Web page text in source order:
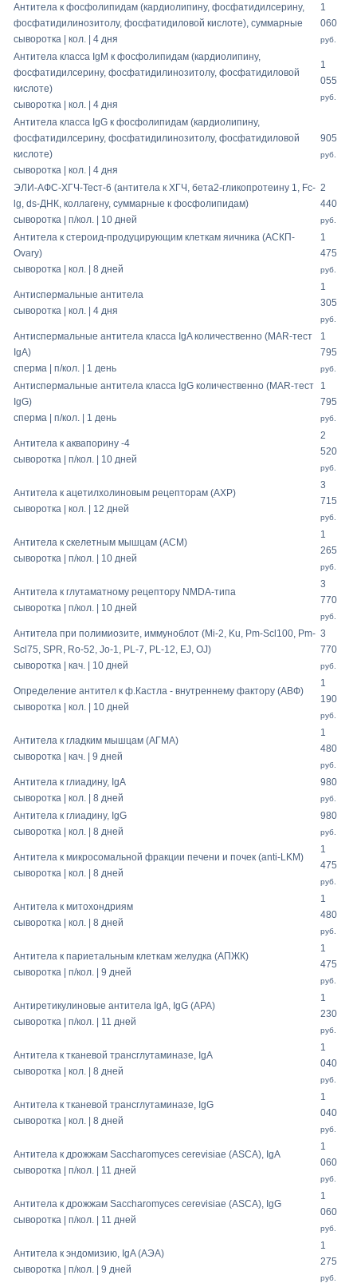
Антитела к фосфолипидам (кардиолипину, фосфатидилсерину,
фосфатидилинозитолу, фосфатидиловой кислоте), суммарные
сыворотка | кол. | 4 дня
1
060
руб.
Антитела класса IgМ к фосфолипидам (кардиолипину,
фосфатидилсерину, фосфатидилинозитолу, фосфатидиловой
кислоте)
сыворотка | кол. | 4 дня
1
055
руб.
Антитела класса IgG к фосфолипидам (кардиолипину,
фосфатидилсерину, фосфатидилинозитолу, фосфатидиловой
кислоте)
сыворотка | кол. | 4 дня
905
руб.
ЭЛИ-АФС-ХГЧ-Тест-6 (антитела к ХГЧ, бета2-гликопротеину 1, Fc-
lg, ds-ДНК, коллагену, суммарные к фосфолипидам)
сыворотка | п/кол. | 10 дней
2
440
руб.
Антитела к стероид-продуцирующим клеткам яичника (АСКП-
Ovary)
сыворотка | кол. | 8 дней
1
475
руб.
Антиспермальные антитела
сыворотка | кол. | 4 дня
1
305
руб.
Антиспермальные антитела класса IgA количественно (MAR-тест
IgA)
сперма | п/кол. | 1 день
1
795
руб.
Антиспермальные антитела класса IgG количественно (MAR-тест
IgG)
сперма | п/кол. | 1 день
1
795
руб.
Антитела к аквапорину -4
сыворотка | п/кол. | 10 дней
2
520
руб.
Антитела к ацетилхолиновым рецепторам (АХР)
сыворотка | кол. | 12 дней
3
715
руб.
Антитела к скелетным мышцам (АСМ)
сыворотка | п/кол. | 10 дней
1
265
руб.
Антитела к глутаматному рецептору NMDA-типа
сыворотка | п/кол. | 10 дней
3
770
руб.
Антитела при полимиозите, иммуноблот (Mi-2, Ku, Pm-Scl100, Pm-
Scl75, SPR, Ro-52, Jo-1, PL-7, PL-12, EJ, OJ)
сыворотка | кач. | 10 дней
3
770
руб.
Определение антител к ф.Кастла - внутреннему фактору (АВФ)
сыворотка | кол. | 10 дней
1
190
руб.
Антитела к гладким мышцам (АГМА)
сыворотка | кач. | 9 дней
1
480
руб.
Антитела к глиадину, IgA
сыворотка | кол. | 8 дней
980
руб.
Антитела к глиадину, IgG
сыворотка | кол. | 8 дней
980
руб.
Антитела к микросомальной фракции печени и почек (anti-LKM)
сыворотка | кол. | 8 дней
1
475
руб.
Антитела к митохондриям
сыворотка | кол. | 8 дней
1
480
руб.
Антитела к париетальным клеткам желудка (АПЖК)
сыворотка | п/кол. | 9 дней
1
475
руб.
Антиретикулиновые антитела IgA, IgG (APA)
сыворотка | п/кол. | 11 дней
1
230
руб.
Антитела к тканевой трансглутаминазе, IgA
сыворотка | кол. | 8 дней
1
040
руб.
Антитела к тканевой трансглутаминазе, IgG
сыворотка | кол. | 8 дней
1
040
руб.
Антитела к дрожжам Sacchаromyces cerevisiae (ASCA), IgA
сыворотка | п/кол. | 11 дней
1
060
руб.
Антитела к дрожжам Sacchаromyces cerevisiae (ASCA), IgG
сыворотка | п/кол. | 11 дней
1
060
руб.
Антитела к эндомизию, IgA (AЭA)
сыворотка | п/кол. | 9 дней
1
275
руб.